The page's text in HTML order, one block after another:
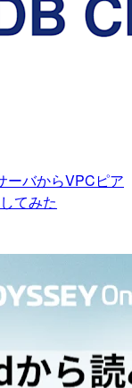
ーバからVPCピア
てみた